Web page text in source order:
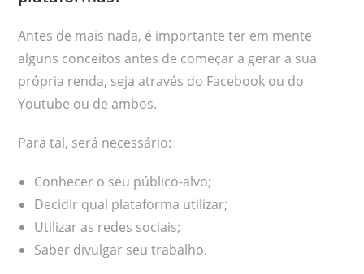
Antes de mais nada, é importante ter em mente
alguns conceitos antes de começar a gerar a sua
própria renda, seja através do Facebook ou do
Youtube ou de ambos.
Para tal, será necessário:
Conhecer o seu público-alvo;
Decidir qual plataforma utilizar;
Utilizar as redes sociais;
Saber divulgar seu trabalho.